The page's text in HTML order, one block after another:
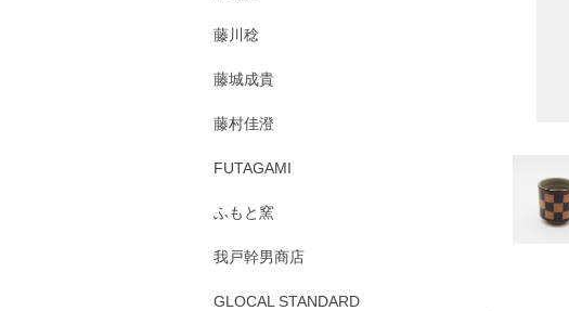
藤川稔
藤城成貴
藤村佳澄
FUTAGAMI
ふもと窯
我戸幹男商店
GLOCAL STANDARD